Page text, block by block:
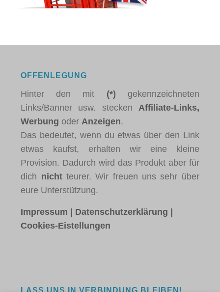
OFFENLEGUNG
Hinter den mit (*) gekennzeichneten
Links/Banner usw. stecken Affiliate-Links,
Werbung oderAnzeigen.
Das bedeutet, wenn du etwas über den Link
etwas kaufst, erhalten wir eine kleine
Provision. Dadurch wird das Produkt aber für
dich nichtteurer. Wir freuen uns sehr über
eure Unterstützung.
Impressum | Datenschutzerklärung |
Cookies-Eistellungen
LASS UNS IN VERBINDUNG BLEIBEN!